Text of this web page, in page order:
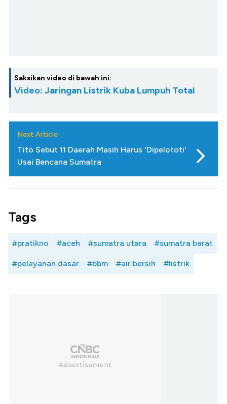
Saksikan video di bawah ini:
Video: Jaringan Listrik Kuba Lumpuh Total
Next Article
Tito Sebut 11 Daerah Masih Harus 'Dipelototi'
Usai Bencana Sumatra
Tags
#pratikno #aceh #sumatra utara #sumatra barat
#pelayanan dasar #bbm #air bersih #listrik